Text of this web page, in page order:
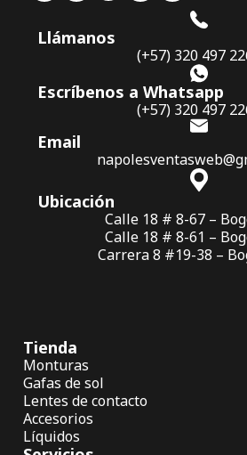
Llámanos
(+57) 320 497
Escríbenos a Whatsapp
(+57) 320 497
Email
Ubicación
Calle 18 # 8-67 –
Calle 18 # 8-61 –
Carrera 8 #19-38 –
Tienda
Monturas
Gafas de sol
Lentes de contacto
Accesorios
Líquidos